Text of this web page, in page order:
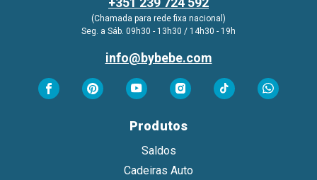
(Chamada para rede fixa nacional)
Seg. a Sáb. 09h30 - 13h30 / 14h30 - 19h
info@bybebe.com
Produtos
Saldos
Cadeiras Auto